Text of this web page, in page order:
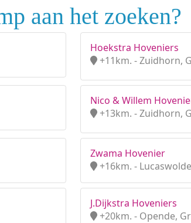
aan het zoeken?
Hoekstra Hoveniers
+11km. - Zuidhorn,
Nico & Willem
+13km. - Zuidhorn,
Zwama Hovenier
+16km. -
J.Dijkstra Hoveniers
+20km. - Opende,